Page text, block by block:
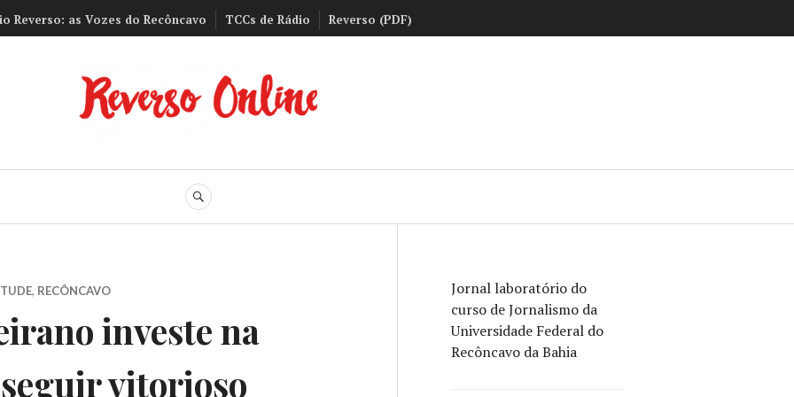
Reverso: as Vozes do Recôncavo TCCs de Rádio Reverso (PDF)
Reverso Online
BUSCA
, RECÔNCAVO
investe na
vitorioso
Jornal laboratório do
curso de Jornalismo da
Universidade Federal do
Recôncavo da Bahia